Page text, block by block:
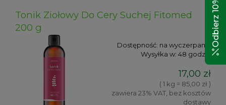
Tonik Ziołowy Do Cery Suchej Fitomed
200 g
Dostępność: na wyczerpaniu
Wysyłka w: 48 godzin
17,00 zł
( 1 kg = 85,00 zł )
zawiera 23% VAT, bez kosztów
dostawy